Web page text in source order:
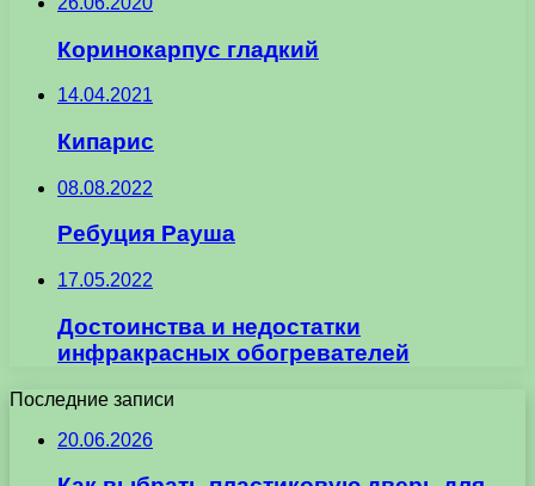
Коринокарпус гладкий
14.04.2021
Кипарис
08.08.2022
Ребуция Рауша
17.05.2022
Достоинства и недостатки
инфракрасных обогревателей
Последние записи
20.06.2026